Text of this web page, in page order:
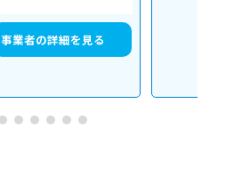
事業者の詳細を見る